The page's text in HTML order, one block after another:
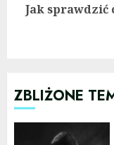
Next
Jak sprawdzić
ZBLIŻONE